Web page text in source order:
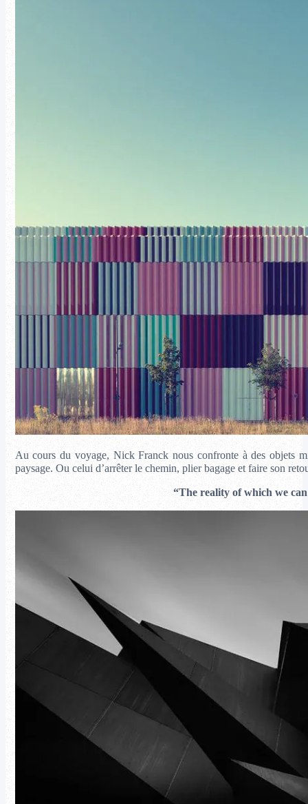
Au cours du voyage, Nick Franck nous confronte à des objets
paysage. Ou celui d’arrêter le chemin, plier bagage et faire son
“The reality of which we